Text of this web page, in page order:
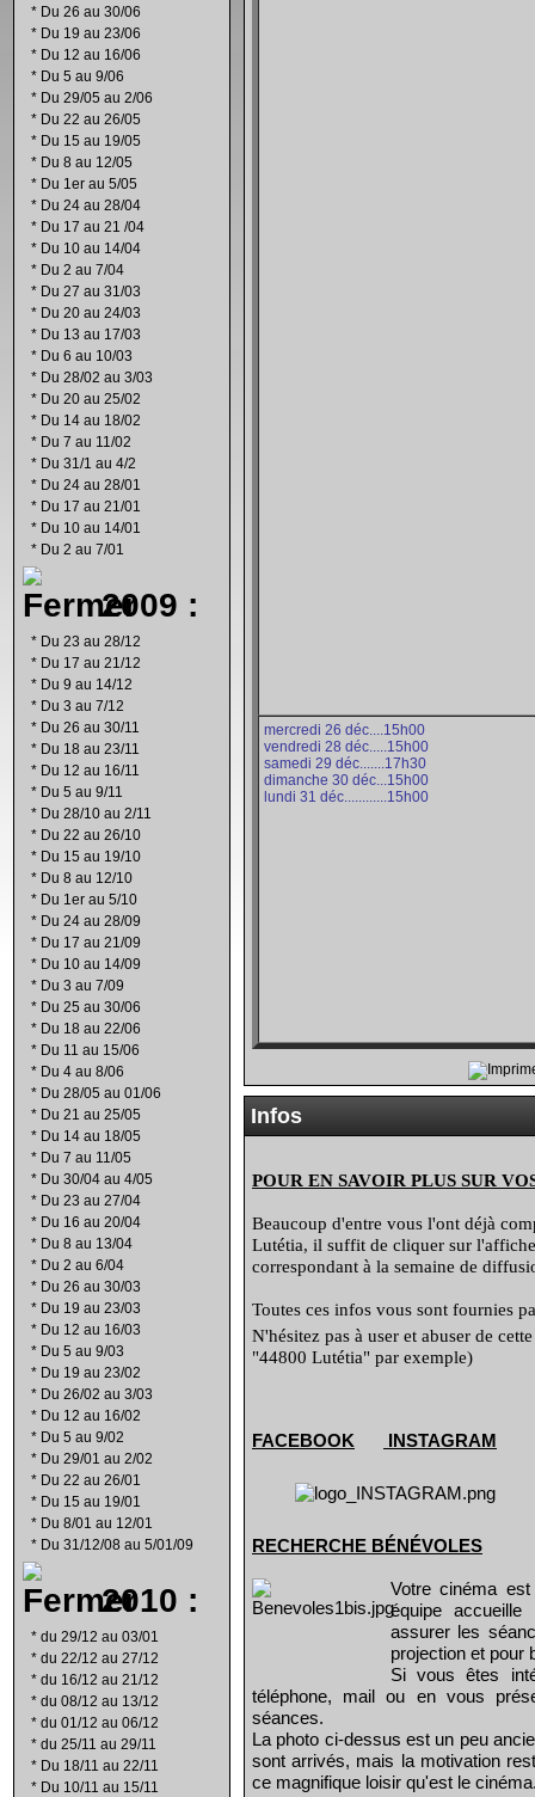
* Du 26 au 30/06
* Du 19 au 23/06
* Du 12 au 16/06
* Du 5 au 9/06
* Du 29/05 au 2/06
* Du 22 au 26/05
* Du 15 au 19/05
* Du 8 au 12/05
* Du 1er au 5/05
* Du 24 au 28/04
* Du 17 au 21 /04
* Du 10 au 14/04
* Du 2 au 7/04
* Du 27 au 31/03
* Du 20 au 24/03
* Du 13 au 17/03
* Du 6 au 10/03
* Du 28/02 au 3/03
* Du 20 au 25/02
* Du 14 au 18/02
* Du 7 au 11/02
* Du 31/1 au 4/2
* Du 24 au 28/01
* Du 17 au 21/01
* Du 10 au 14/01
* Du 2 au 7/01
2009 :
* Du 23 au 28/12
* Du 17 au 21/12
* Du 9 au 14/12
* Du 3 au 7/12
* Du 26 au 30/11
* Du 18 au 23/11
* Du 12 au 16/11
* Du 5 au 9/11
* Du 28/10 au 2/11
* Du 22 au 26/10
* Du 15 au 19/10
* Du 8 au 12/10
* Du 1er au 5/10
* Du 24 au 28/09
* Du 17 au 21/09
* Du 10 au 14/09
* Du 3 au 7/09
* Du 25 au 30/06
* Du 18 au 22/06
* Du 11 au 15/06
* Du 4 au 8/06
* Du 28/05 au 01/06
* Du 21 au 25/05
* Du 14 au 18/05
* Du 7 au 11/05
* Du 30/04 au 4/05
* Du 23 au 27/04
* Du 16 au 20/04
* Du 8 au 13/04
* Du 2 au 6/04
* Du 26 au 30/03
* Du 19 au 23/03
* Du 12 au 16/03
* Du 5 au 9/03
* Du 19 au 23/02
* Du 26/02 au 3/03
* Du 12 au 16/02
* Du 5 au 9/02
* Du 29/01 au 2/02
* Du 22 au 26/01
* Du 15 au 19/01
* Du 8/01 au 12/01
* Du 31/12/08 au 5/01/09
2010 :
* du 29/12 au 03/01
* du 22/12 au 27/12
* du 16/12 au 21/12
* du 08/12 au 13/12
* du 01/12 au 06/12
* du 25/11 au 29/11
* Du 18/11 au 22/11
* Du 10/11 au 15/11
mercredi 26 déc....15h00
vendredi 28 déc.....15h00
samedi 29 déc.......17h30
dimanche 30 déc...15h00
lundi 31 déc............15h00
Infos
POUR EN SAVOIR PLUS SUR
Beaucoup d'entre vous l'ont déjà
Lutétia, il suffit de cliquer sur l'affiche
correspondant à la semaine de
Toutes ces infos vous sont fournies
N'hésitez pas à user et abuser de
"44800 Lutétia" par exemple)
FACEBOOK INSTAGRAM
RECHERCHE BÉNÉVOLES
Votre cinéma
équipe
assurer les
projection et pour
Si vous êtes
téléphone, mail ou en vous
séances.
La photo ci-dessus est un peu
sont arrivés, mais la motivation
ce magnifique loisir qu'est le